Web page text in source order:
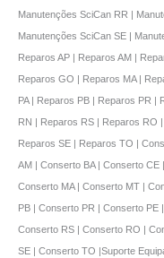
Manutenções SciCan RR |
Manutenções SciCan SE |
Reparos AP | Reparos AM |
Reparos GO | Reparos MA |
PA | Reparos PB | Reparos PR
RN | Reparos RS | Reparos RO
Reparos SE | Reparos TO |
AM | Conserto BA | Conserto CE
Conserto MA | Conserto MT |
PB | Conserto PR | Conserto PE
Conserto RS | Conserto RO |
SE | Conserto TO |Suporte